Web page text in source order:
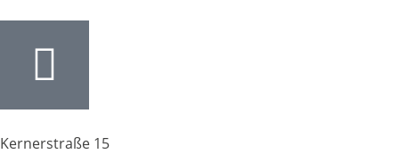
Kernerstraße 15